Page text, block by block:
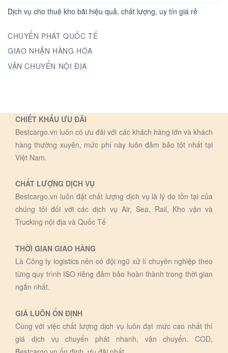
Dịch vụ cho thuê kho bãi hiệu quả, chất lượng, uy tín giá rẻ
CHUYỂN PHÁT QUỐC TẾ
GIAO NHẬN HÀNG HÓA
VẬN CHUYỂN NỘI ĐỊA
CHIẾT KHẤU ƯU ĐÃI
Bestcargo.vn luôn có ưu đãi với các khách hàng lớn và khách
hàng thường xuyên, mức phí này luôn đảm bảo tôt nhất tại
Việt Nam.
CHẤT LƯỢNG DỊCH VỤ
Bestcargo.vn luôn đặt chất lượng dịch vụ là lý do tồn tại của
chúng tôi đối với các dịch vụ Air, Sea, Rail, Kho vận và
Trucking nội địa và Quốc Tế
THỜI GIAN GIAO HÀNG
Là Công ty logistics nên có đội ngũ xử lí chuyên nghiệp theo
từng quy trình ISO riêng đảm bảo hoàn thành trong thời gian
ngắn nhất.
GIÁ LUÔN ỔN ĐỊNH
Cùng với việc chất lượng dịch vụ luôn đạt mức cao nhất thì
giá dịch vụ chuyển phát nhanh, vận chuyển, COD,